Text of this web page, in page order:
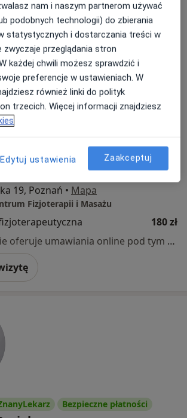
2
19, Poznań • Mapa
Fizjoterapii i Masażu
180 zł
Specjalista nie oferuje umawiania online pod tym adresem.
Bezpieczne płatności
nam i naszym partnerom używać
podobnych technologii) do zbierania
statystycznych i dostarczania treści w
zwyczaje przeglądania stron
każdej chwili możesz sprawdzić i
preferencje w ustawieniach. W
również linki do polityk
trzecich. Więcej informacji znajdziesz
Edytuj ustawienia Zaakceptuj